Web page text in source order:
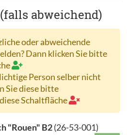
abweichend)
oder abweichende
Dann klicken Sie bitte
Person selber nicht
Sie diese bitte
Schaltfläche
"Rouen" B2(26-53-001)